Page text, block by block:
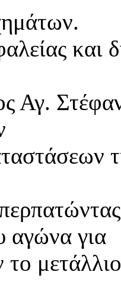
και
αγώνα για